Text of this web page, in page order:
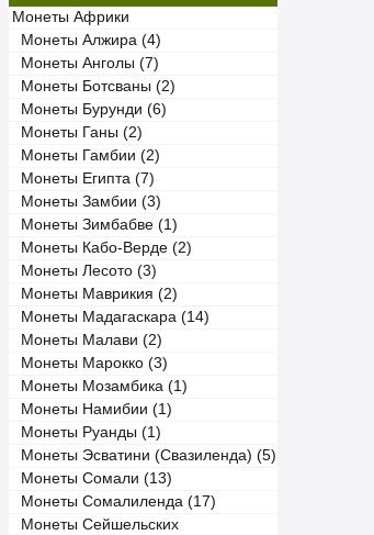
Монеты Африки
Монеты Алжира (4)
Монеты Анголы (7)
Монеты Ботсваны (2)
Монеты Бурунди (6)
Монеты Ганы (2)
Монеты Гамбии (2)
Монеты Египта (7)
Монеты Замбии (3)
Монеты Зимбабве (1)
Монеты Кабо-Верде (2)
Монеты Лесото (3)
Монеты Маврикия (2)
Монеты Мадагаскара (14)
Монеты Малави (2)
Монеты Марокко (3)
Монеты Мозамбика (1)
Монеты Намибии (1)
Монеты Руанды (1)
Монеты Эсватини (Свазиленда) (5)
Монеты Сомали (13)
Монеты Сомалиленда (17)
Монеты Сейшельских